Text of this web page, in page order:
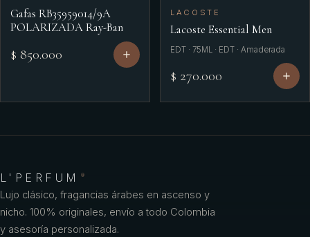
Gafas RB35959014/9A
POLARIZADA Ray-Ban
$ 850.000
LACOSTE
Lacoste Essential Men
EDT · 75ML · EDT · Amaderada
$ 270.000
L'PERFUM ®
Lujo clásico, fragancias árabes en ascenso y
nicho. 100% originales, envío a todo Colombia
y asesoría personalizada.